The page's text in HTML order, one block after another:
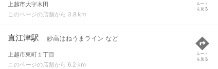
上越市大字木田
このページの店舗から 3.8 km
ルート
を見る
直江津駅 妙高はねうまライン など
上越市東町１丁目
このページの店舗から 6.2 km
ルート
を見る